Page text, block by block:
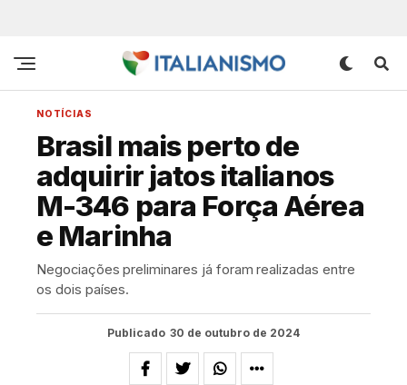
NOTÍCIAS
Brasil mais perto de
adquirir jatos italianos
M-346 para Força Aérea
e Marinha
Negociações preliminares já foram realizadas entre
os dois países.
Publicado 30 de outubro de 2024